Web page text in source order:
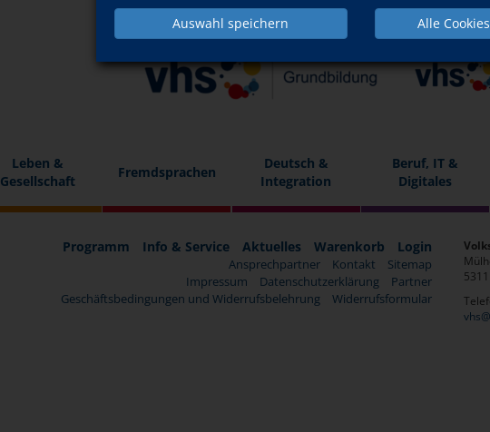
Auswahl speichern Alle
Leben &
Gesellschaft
Fremdsprachen
Deutsch &
Integration
Beruf, IT &
Digitales
Programm Info & Service Aktuelles Warenkorb Login
Ansprechpartner Kontakt
Sitemap
Impressum
Datenschutzerklärung
Partner
Geschäftsbedingungen und Widerrufsbelehrung
Widerrufsformular